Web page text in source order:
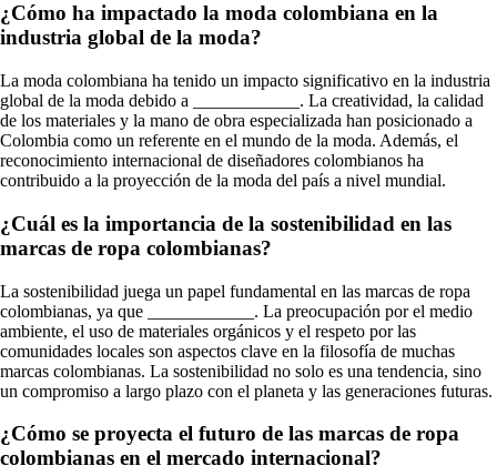
¿Cómo ha impactado la moda colombiana en la
industria global de la moda?
La moda colombiana ha tenido un impacto significativo en la industria
global de la moda debido a ____________. La creatividad, la calidad
de los materiales y la mano de obra especializada han posicionado a
Colombia como un referente en el mundo de la moda. Además, el
reconocimiento internacional de diseñadores colombianos ha
contribuido a la proyección de la moda del país a nivel mundial.
¿Cuál es la importancia de la sostenibilidad en las
marcas de ropa colombianas?
La sostenibilidad juega un papel fundamental en las marcas de ropa
colombianas, ya que ____________. La preocupación por el medio
ambiente, el uso de materiales orgánicos y el respeto por las
comunidades locales son aspectos clave en la filosofía de muchas
marcas colombianas. La sostenibilidad no solo es una tendencia, sino
un compromiso a largo plazo con el planeta y las generaciones futuras.
¿Cómo se proyecta el futuro de las marcas de ropa
colombianas en el mercado internacional?